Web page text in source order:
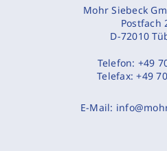
Mohr Siebeck
Postfach
D-72010
Telefon: +49
Telefax:+49
E-Mail: